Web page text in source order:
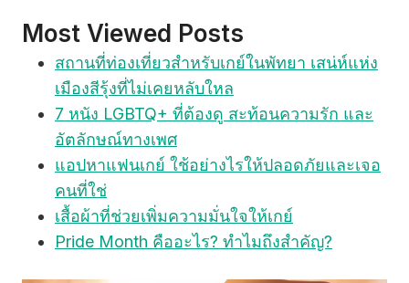
Most Viewed Posts
สถานที่ท่องเที่ยวสำหรับเกย์ในพัทยา เสน่ห์แห่ง
เมืองสีรุ้งที่ไม่เคยหลับใหล
7 หนัง LGBTQ+ ที่ต้องดู สะท้อนความรัก และ
อัตลักษณ์ทางเพศ
แอปหาแฟนเกย์ ใช้อย่างไรให้ปลอดภัยและเจอ
คนที่ใช่
เสื้อผ้าที่ช่วยเพิ่มความมั่นใจให้เกย์
Pride Month คืออะไร? ทำไมถึงสำคัญ?